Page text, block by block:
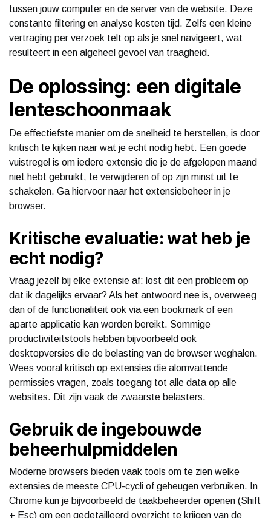
tussen jouw computer en de server van de website. Deze
constante filtering en analyse kosten tijd. Zelfs een kleine
vertraging per verzoek telt op als je snel navigeert, wat
resulteert in een algeheel gevoel van traagheid.
De oplossing: een digitale
lenteschoonmaak
De effectiefste manier om de snelheid te herstellen, is door
kritisch te kijken naar wat je echt nodig hebt. Een goede
vuistregel is om iedere extensie die je de afgelopen maand
niet hebt gebruikt, te verwijderen of op zijn minst uit te
schakelen. Ga hiervoor naar het extensiebeheer in je
browser.
Kritische evaluatie: wat heb je
echt nodig?
Vraag jezelf bij elke extensie af: lost dit een probleem op
dat ik dagelijks ervaar? Als het antwoord nee is, overweeg
dan of de functionaliteit ook via een bookmark of een
aparte applicatie kan worden bereikt. Sommige
productiviteitstools hebben bijvoorbeeld ook
desktopversies die de belasting van de browser weghalen.
Wees vooral kritisch op extensies die alomvattende
permissies vragen, zoals toegang tot alle data op alle
websites. Dit zijn vaak de zwaarste belasters.
Gebruik de ingebouwde
beheerhulpmiddelen
Moderne browsers bieden vaak tools om te zien welke
extensies de meeste CPU-cycli of geheugen verbruiken. In
Chrome kun je bijvoorbeeld de taakbeheerder openen (Shift
+ Esc) om een gedetailleerd overzicht te krijgen van de